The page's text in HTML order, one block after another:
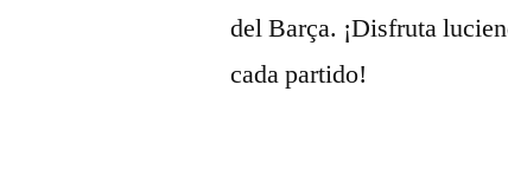
del Barça. ¡Disfruta
cada partido!